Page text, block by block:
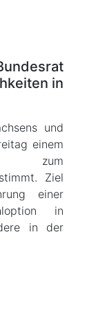
in
und
einem
zum
Ziel
einer
in
in der